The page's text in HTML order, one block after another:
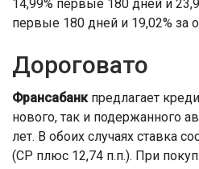
14,99% первые 180 дней и
первые 180 дней и 19,02% за
Дороговато
Франсабанк предлагает
нового, так и подержанного
лет. В обоих случаях ставка
(СР плюс 12,74 п.п.). При